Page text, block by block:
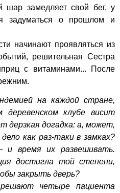
шар замедляет свой бег, у
задуматься о прошлом и
начинают проявляться из
решительная Сестра
с витаминами... После
на каждой стране,
клубе висит
дерзкая догадка: а, может,
как раз-таки в замках?
время их развешивать.
достигла той степени,
закрыть дверь?
четыре пациента